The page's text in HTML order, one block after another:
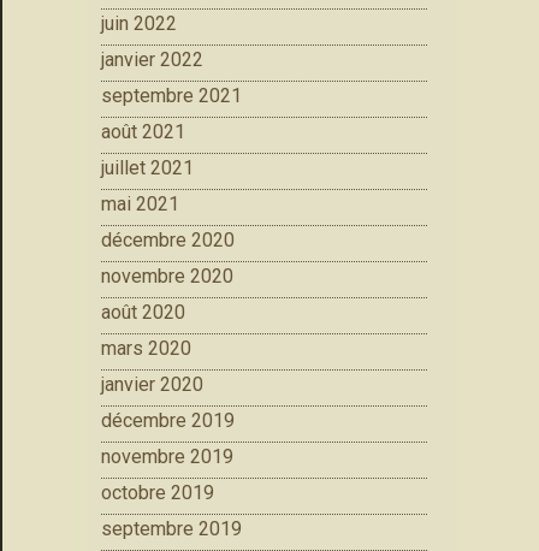
juin 2022
janvier 2022
septembre 2021
août 2021
juillet 2021
mai 2021
décembre 2020
novembre 2020
août 2020
mars 2020
janvier 2020
décembre 2019
novembre 2019
octobre 2019
septembre 2019